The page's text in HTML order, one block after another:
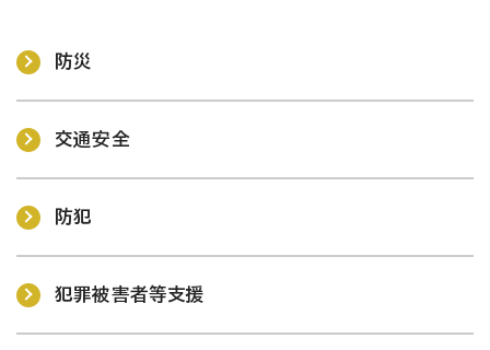
防災
交通安全
防犯
犯罪被害者等支援